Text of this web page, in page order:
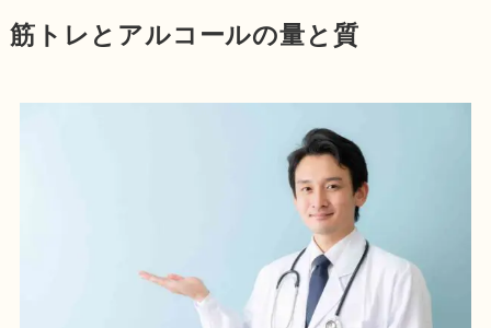
筋トレとアルコールの量と質